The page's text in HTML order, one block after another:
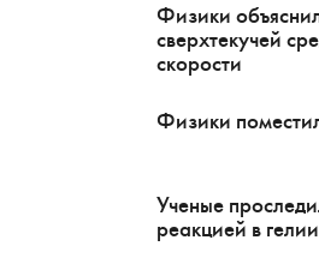
Физики
сверхтекучей
скорости
Физики
Ученые
реакцией в гелии